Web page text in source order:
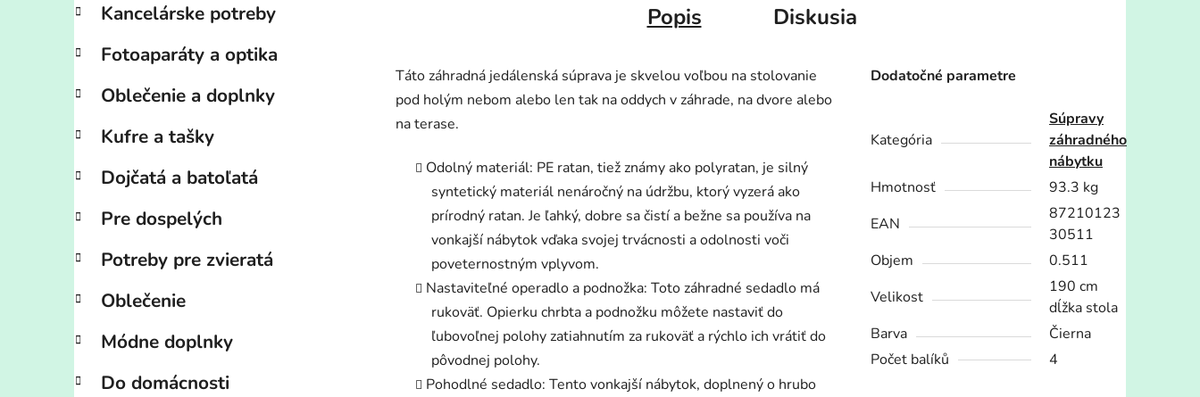
Kancelárske potreby
Fotoaparáty a optika
Oblečenie a doplnky
Kufre a tašky
Dojčatá a batoľatá
Pre dospelých
Potreby pre zvieratá
Oblečenie
Módne doplnky
Do domácnosti
Popis Diskusia
Táto záhradná jedálenská súprava je skvelou voľbou na stolovanie
pod holým nebom alebo len tak na oddych v záhrade, na dvore alebo
na terase.
Odolný materiál: PE ratan, tiež známy ako polyratan, je silný
syntetický materiál nenáročný na údržbu, ktorý vyzerá ako
prírodný ratan. Je ľahký, dobre sa čistí a bežne sa používa na
vonkajší nábytok vďaka svojej trvácnosti a odolnosti voči
poveternostným vplyvom.
Nastaviteľné operadlo a podnožka: Toto záhradné sedadlo má
rukoväť. Opierku chrbta a podnožku môžete nastaviť do
ľubovoľnej polohy zatiahnutím za rukoväť a rýchlo ich vrátiť do
pôvodnej polohy.
Pohodlné sedadlo: Tento vonkajší nábytok, doplnený o hrubo
Dodatočné parametre
Kategória
Súpravy
záhradného
nábytku
Hmotnosť
93.3 kg
EAN
87210123
30511
Objem
0.511
Velikost
190 cm
dĺžka stola
Barva
Čierna
Počet balíků
4